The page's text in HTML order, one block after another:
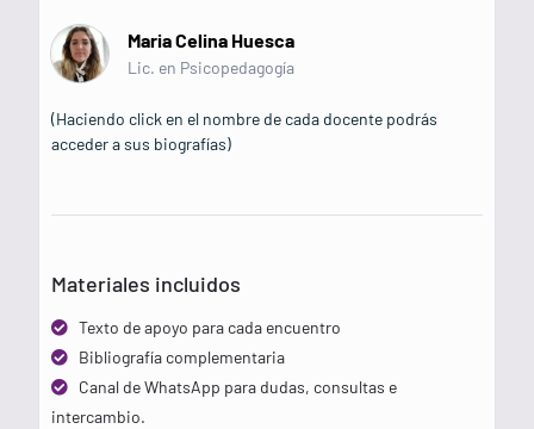
Maria Celina Huesca
Lic. en Psicopedagogía
(Haciendo click en el nombre de cada docente podrás
acceder a sus biografías)
Materiales incluidos
Texto de apoyo para cada encuentro
Bibliografía complementaria
Canal de WhatsApp para dudas, consultas e
intercambio.